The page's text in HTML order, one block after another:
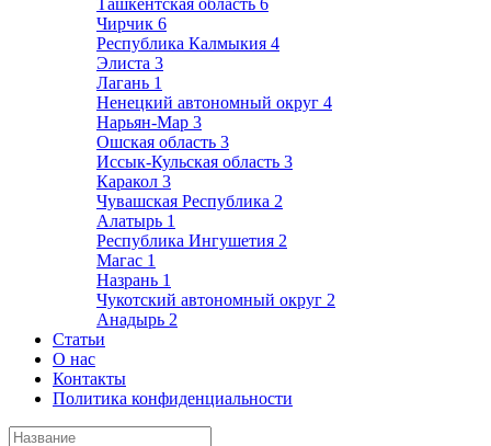
Ташкентская область 6
Чирчик 6
Республика Калмыкия 4
Элиста 3
Лагань 1
Ненецкий автономный округ 4
Нарьян-Мар 3
Ошская область 3
Иссык-Кульская область 3
Каракол 3
Чувашская Республика 2
Алатырь 1
Республика Ингушетия 2
Магас 1
Назрань 1
Чукотский автономный округ 2
Анадырь 2
Статьи
О нас
Контакты
Политика конфиденциальности